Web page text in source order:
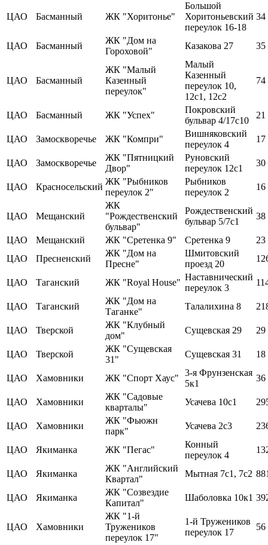
ЦАО Басманный ЖК "Хоритонье"
Большой
Хоритоньевский
переулок 16-18
34
ЦАО Басманный
ЖК "Дом на
Гороховой"
Казакова 27 35
ЦАО Басманный
ЖК "Малый
Казенный
переулок"
Малый
Казенный
переулок 10,
12с1, 12с2
74
ЦАО Басманный ЖК "Успех"
Покровский
бульвар 4/17с10
21
ЦАО Замоскворечье ЖК "Компри"
Вишняковский
переулок 4
17
ЦАО Замоскворечье
ЖК "Пятницкий
Двор"
Руновский
переулок 12с1
30
ЦАО Красносельский
ЖК "Рыбников
переулок 2"
Рыбников
переулок 2
16
ЦАО Мещанский
ЖК
"Рождественский
бульвар"
Рождественский
бульвар 5/7с1
38
ЦАО Мещанский ЖК "Сретенка 9" Сретенка 9
23
ЦАО
Пресненский
ЖК "Дом на
Пресне"
Шмитовский
проезд 20
ЦАО Таганский ЖК "Royal House"
Наставнический
переулок 3
ЦАО Таганский
ЖК "Дом на
Таганке"
Талалихина 8
ЦАО Тверской
ЖК "Клубный
дом"
Сущевская 29 29
ЦАО Тверской
ЖК "Сущевская
31"
Сущевская 31 18
ЦАО Хамовники ЖК "Спорт Хаус"
3-я Фрунзенская
5к1
36
ЦАО Хамовники
ЖК "Садовые
кварталы"
Усачева 10с1
ЦАО Хамовники
ЖК "Фьюжн
парк"
Усачева 2с3
ЦАО Якиманка ЖК "Пегас"
Конный
переулок 4
ЦАО Якиманка
ЖК "Английский
Квартал"
Мытная 7с1, 7с2
ЦАО Якиманка
ЖК "Созвездие
Капитал"
Шаболовка 10к1
ЦАО Хамовники
ЖК "1-й
Тружеников
переулок 17"
1-й Тружеников
переулок 17
56